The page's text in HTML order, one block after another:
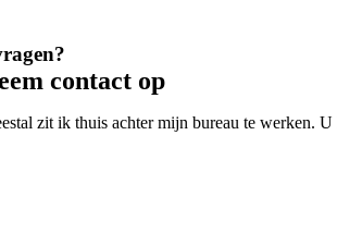
contact op
zit ik thuis achter mijn bureau te werken.